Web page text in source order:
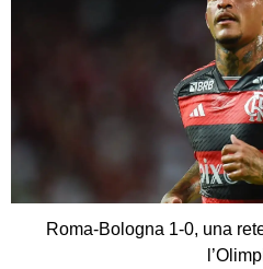
Roma-Bologna 1-0, una